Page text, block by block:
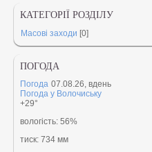
КАТЕГОРІЇ РОЗДІЛУ
Масові заходи [0]
ПОГОДА
Погода 07.08.26, вдень
Погода у Волочиську
+29°
вологість: 56%
тиск: 734 мм